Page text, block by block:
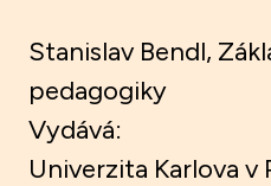
Stanislav Bendl,
pedagogiky
Vydává:
Univerzita Karlova v